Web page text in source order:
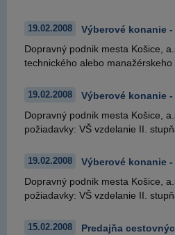
19.02.2008
Výberové konanie
Dopravný podnik mesta Košice,
technického alebo
19.02.2008
Výberové konanie
Dopravný podnik mesta Košice,
požiadavky: VŠ vzdelanie II.
19.02.2008
Výberové konanie
Dopravný podnik mesta Košice,
požiadavky: VŠ vzdelanie II.
15.02.2008
Predajňa